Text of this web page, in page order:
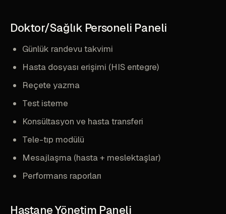
Doktor/Sağlık Personeli Paneli
Günlük randevu takvimi
Hasta dosyası erişimi (HIS entegre)
Reçete yazma
Test isteme
Konsültasyon ve hasta transferi
Tele-tıp modülü
Mesajlaşma (hasta + meslektaşlar)
Performans raporları
Hastane Yönetim Paneli